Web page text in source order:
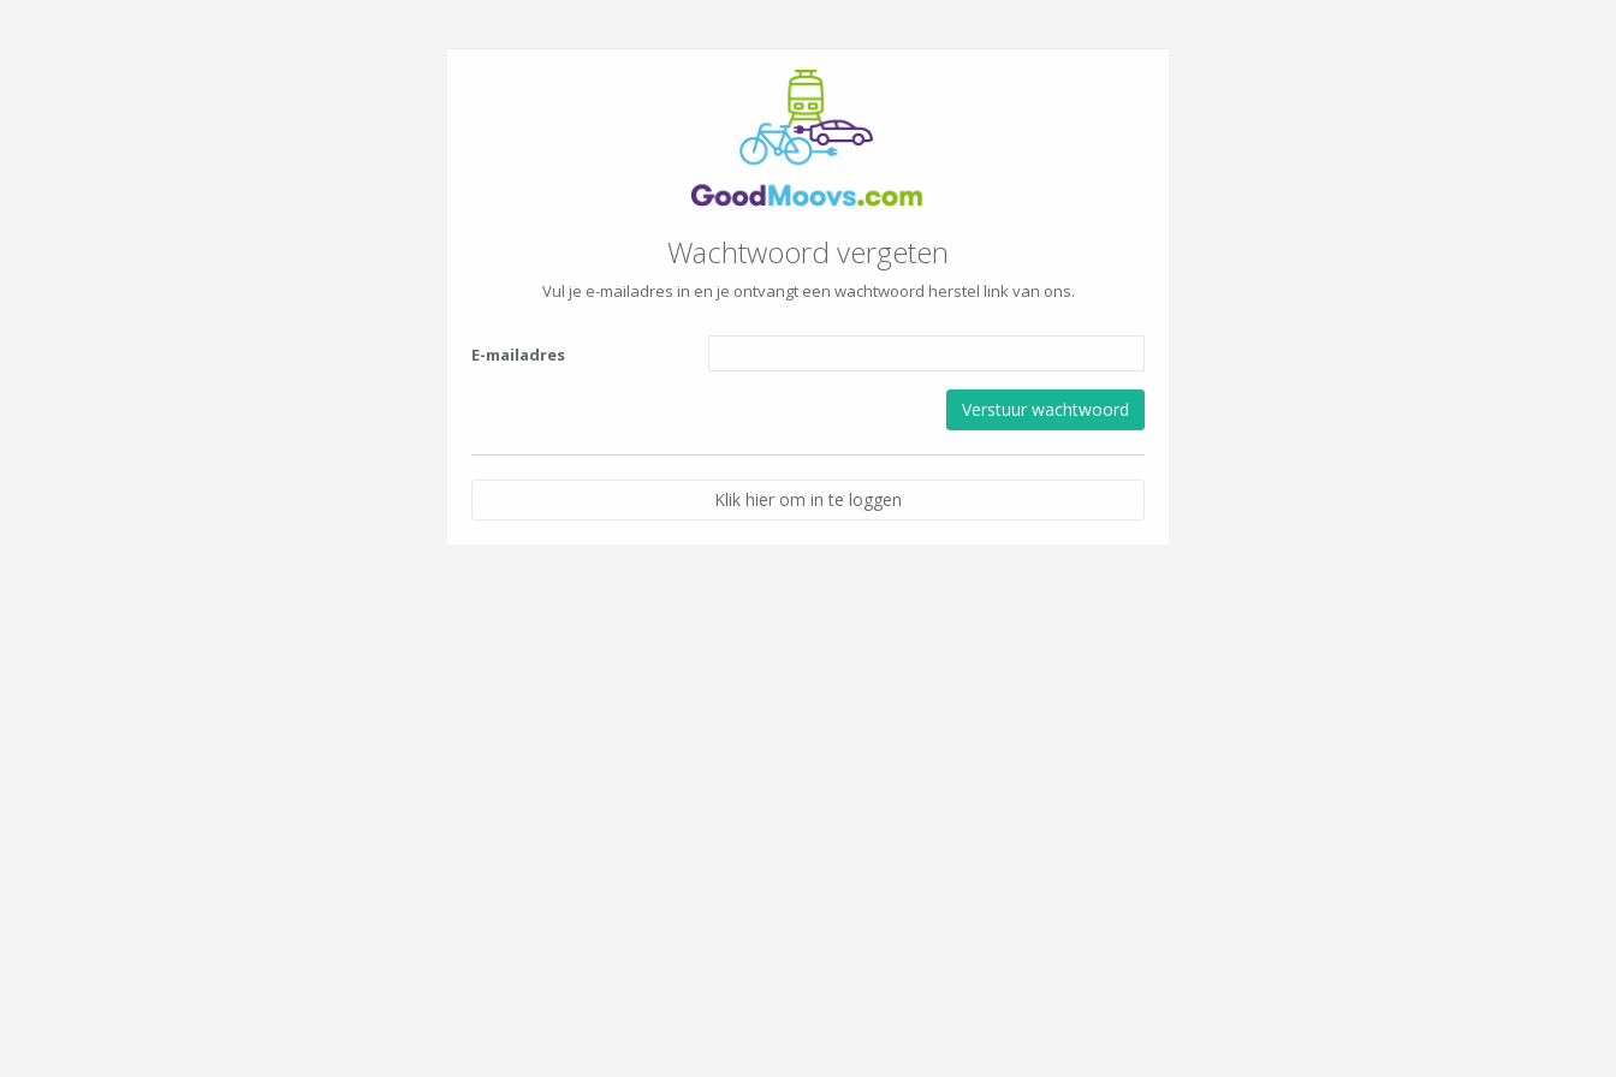
Wachtwoord vergeten
Vul je e-mailadres in en je ontvangt een wachtwoord herstel link van ons.
E-mailadres
Klik hier om in te loggen